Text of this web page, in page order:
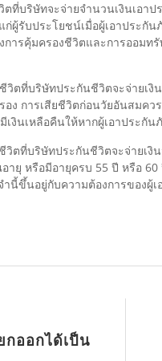
ตที่บริษัทจะจ่ายจำนวนเงินเอา
ผู้รับประโยชน์เมื่อผู้เอาประกั
ารคุ้มครองชีวิตและการออมท
วิตที่บริษัทประกันชีวิตจะจ่ายเงิ
อง การเสียชีวิตก่อนวัยอันสมค
เงินเหลือคืนให้หากผู้เอาประกั
วิตที่บริษัทประกันชีวิตจะจ่ายเงิ
ายุ หรือมีอายุครบ 55 ปี หรือ
ำนี้ขึ้นอยู่กับความต้องการของผู้
ออกได้เป็น